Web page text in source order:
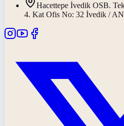
Hacettepe İvedik OSB.
4. Kat Ofis No: 32 İvedik /